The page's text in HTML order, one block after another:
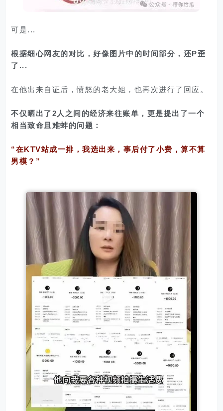
可是...
根据细心网友的对比，好像图片中的时间部分，还P歪
了...
在他出来自证后，愤怒的老大姐，也再次进行了回应。
不仅晒出了2人之间的经济来往账单，更是提出了一个
相当致命且难蚌的问题：
“在KTV站成一排，我选出来，事后付了小费，算不算
男模？”